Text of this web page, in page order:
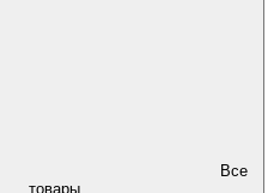
Все
товары